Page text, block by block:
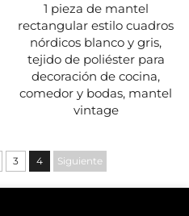
1 pieza de mantel
rectangular estilo cuadros
nórdicos blanco y gris,
tejido de poliéster para
decoración de cocina,
comedor y bodas, mantel
vintage
3 4 Siguiente